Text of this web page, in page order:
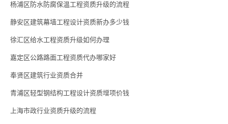
杨浦区防水防腐保温工程资质升级的流程
静安区建筑幕墙工程设计资质新办多少钱
徐汇区给水工程资质升级如何办理
嘉定区公路路面工程资质代办哪家好
奉贤区建筑行业资质合并
青浦区轻型钢结构工程设计资质增项价钱
上海市政行业资质升级的流程